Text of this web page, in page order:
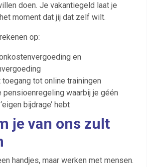
doen. Je vakantiegeld laat je
moment dat jij dat zelf wilt.
op:
en
toegang tot online trainingen
pensioenregeling waarbij je géén
bijdrage’ hebt
je van ons zult
handjes, maar werken met mensen.